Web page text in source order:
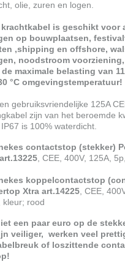
olie, zuren en logen.
krachtkabel is geschikt voor
op bouwplaatsen,
,shipping en offshore,
noodstroom
maximale belasting van
°C​ omgevingstemperatuur!
gebruiksvriendelijke 125A
zijn van het beroemde
is 100% waterdicht.
contactstop (stekker)
, CEE, 400V, 125A,
koppelcontactstop
Xtra art.14225 , CEE,
kleur; rood
een paar euro op de
veiliger, werken veel
of loszittende